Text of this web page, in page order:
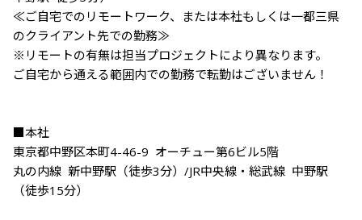
≪ご自宅でのリモートワーク、または本社もしくは一都三県
のクライアント先での勤務≫
※リモートの有無は担当プロジェクトにより異なります。
ご自宅から通える範囲内での勤務で転勤はございません！
■本社
東京都中野区本町4-46-9 オーチュー第6ビル5階
丸の内線 新中野駅（徒歩3分）/JR中央線・総武線 中野駅
（徒歩15分）